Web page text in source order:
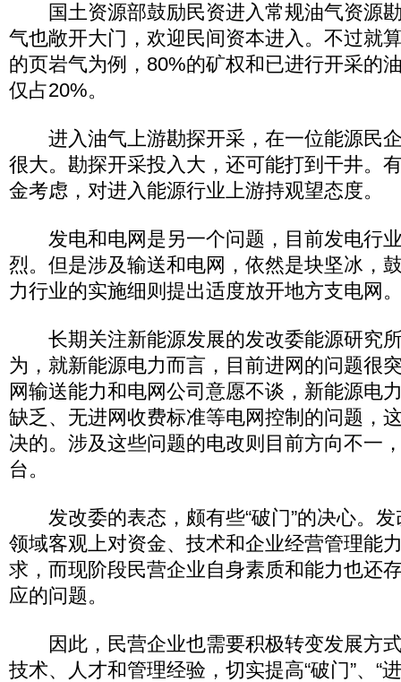
国土资源部鼓励民资进入常规油气资源
气也敞开大门，欢迎民间资本进入。不过就
的页岩气为例，80%的矿权和已进行开采的
仅占20%。
进入油气上游勘探开采，在一位能源民
很大。勘探开采投入大，还可能打到干井。
金考虑，对进入能源行业上游持观望态度。
发电和电网是另一个问题，目前发电行
烈。但是涉及输送和电网，依然是块坚冰，
力行业的实施细则提出适度放开地方支电网
长期关注新能源发展的发改委能源研究
为，就新能源电力而言，目前进网的问题很
网输送能力和电网公司意愿不谈，新能源电
缺乏、无进网收费标准等电网控制的问题，
决的。涉及这些问题的电改则目前方向不一
台。
发改委的表态，颇有些“破门”的决心。发
领域客观上对资金、技术和企业经营管理能
求，而现阶段民营企业自身素质和能力也还
应的问题。
因此，民营企业也需要积极转变发展方
技术、人才和管理经验，切实提高“破门”、“